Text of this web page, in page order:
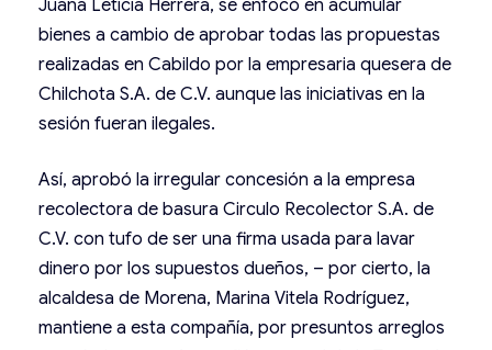
Juana Leticia Herrera, se enfocó en acumular
bienes a cambio de aprobar todas las propuestas
realizadas en Cabildo por la empresaria quesera de
Chilchota S.A. de C.V. aunque las iniciativas en la
sesión fueran ilegales.
Así, aprobó la irregular concesión a la empresa
recolectora de basura Circulo Recolector S.A. de
C.V. con tufo de ser una firma usada para lavar
dinero por los supuestos dueños, – por cierto, la
alcaldesa de Morena, Marina Vitela Rodríguez,
mantiene a esta compañía, por presuntos arreglos